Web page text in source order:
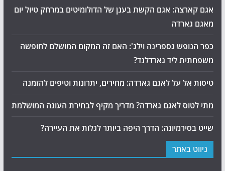
אגם קארצה: אגם הקשת בענן של הדולומיטים במרחק טיול יום
מאגם גארדה
כפר הנופש גספרינה וילג': האם זה המקום המושלם לחופשה
משפחתית ליד גארדלנד?
טיסות אל על לאגם גארדה: מחירים, יתרונות וטיפים להזמנה
מתי לטוס לאגם גארדה? מדריך מקיף לבחירת העונה המושלמת
שייט בסירמיונה: הדרך היפה ביותר לגלות את העיירה?
ניווט באתר